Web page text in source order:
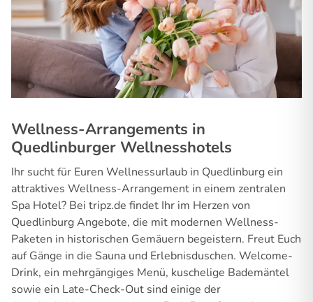
Wellness-Arrangements in
Quedlinburger Wellnesshotels
Ihr sucht für Euren Wellnessurlaub in Quedlinburg ein
attraktives Wellness-Arrangement in einem zentralen
Spa Hotel? Bei tripz.de findet Ihr im Herzen von
Quedlinburg Angebote, die mit modernen Wellness-
Paketen in historischen Gemäuern begeistern. Freut Euch
auf Gänge in die Sauna und Erlebnisduschen. Welcome-
Drink, ein mehrgängiges Menü, kuschelige Bademäntel
sowie ein Late-Check-Out sind einige der